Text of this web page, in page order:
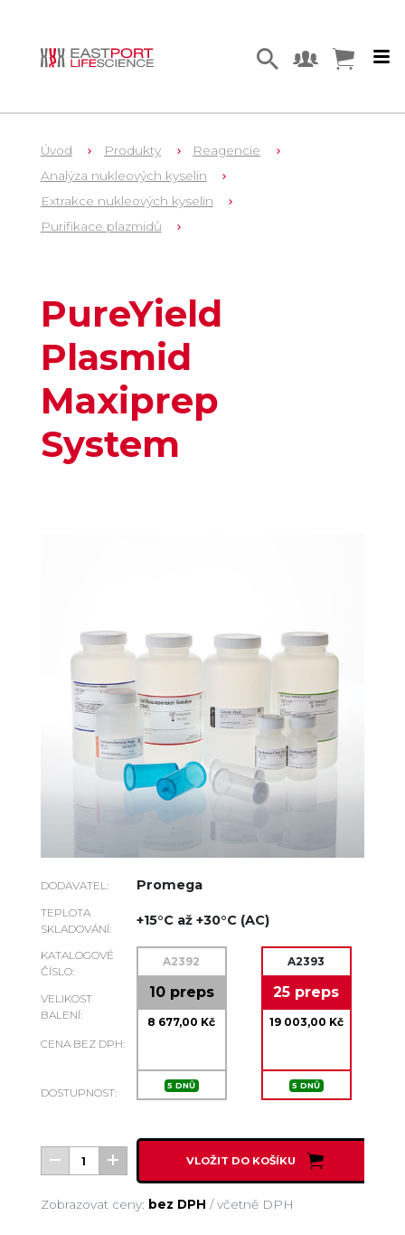
Úvod Produkty
Reagencie
Analýza nukleových kyselin
Extrakce nukleových kyselin
Purifikace plazmidů
PureYield
Plasmid
Maxiprep
System
DODAVATEL: Promega
TEPLOTA
SKLADOVÁNÍ:
+15°C až +30°C (AC)
KATALOGOVÉ
ČÍSLO:
A2392
10 preps
8 677,00 Kč
5 DNŮ
A2393
25 preps
19 003,00 Kč
5 DNŮ
VELIKOST
BALENÍ:
CENA BEZ DPH:
DOSTUPNOST:
VLOŽIT DO KOŠÍKU
Zobrazovat ceny: bez DPH /včetně DPH